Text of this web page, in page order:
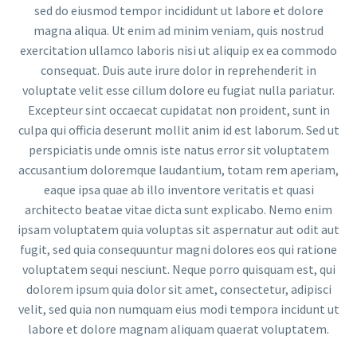
sed do eiusmod tempor incididunt ut labore et dolore
magna aliqua. Ut enim ad minim veniam, quis nostrud
exercitation ullamco laboris nisi ut aliquip ex ea commodo
consequat. Duis aute irure dolor in reprehenderit in
voluptate velit esse cillum dolore eu fugiat nulla pariatur.
Excepteur sint occaecat cupidatat non proident, sunt in
culpa qui officia deserunt mollit anim id est laborum. Sed ut
perspiciatis unde omnis iste natus error sit voluptatem
accusantium doloremque laudantium, totam rem aperiam,
eaque ipsa quae ab illo inventore veritatis et quasi
architecto beatae vitae dicta sunt explicabo. Nemo enim
ipsam voluptatem quia voluptas sit aspernatur aut odit aut
fugit, sed quia consequuntur magni dolores eos qui ratione
voluptatem sequi nesciunt. Neque porro quisquam est, qui
dolorem ipsum quia dolor sit amet, consectetur, adipisci
velit, sed quia non numquam eius modi tempora incidunt ut
labore et dolore magnam aliquam quaerat voluptatem.